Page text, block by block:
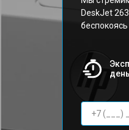
DeskJet